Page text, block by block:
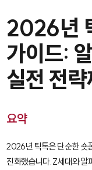
2026년
가이드:
실전 전략
요약
2026년 틱톡은 단순한 숏
진화했습니다. Z세대와 알